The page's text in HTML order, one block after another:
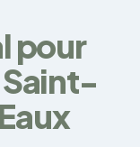
pour